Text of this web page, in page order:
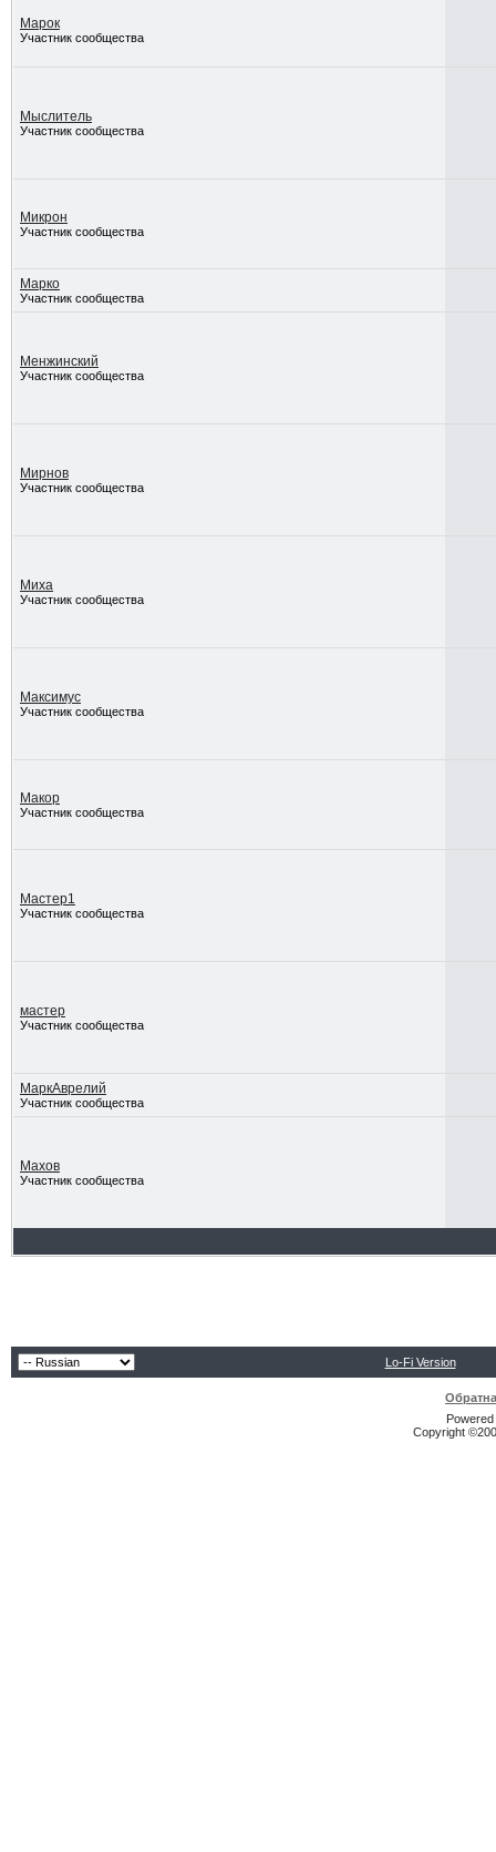
Марок
Участник сообщества
Мыслитель
Участник сообщества
Микрон
Участник сообщества
Марко
Участник сообщества
Менжинский
Участник сообщества
Мирнов
Участник сообщества
Миха
Участник сообщества
Максимус
Участник сообщества
Макор
Участник сообщества
Мастер1
Участник сообщества
мастер
Участник сообщества
МаркАврелий
Участник сообщества
Махов
Участник сообщества
Lo-Fi Version
Copyright